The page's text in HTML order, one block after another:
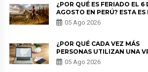
¿POR QUÉ ES FERIADO EL 6
AGOSTO EN PERÚ? ESTA ES
HISTORIA
05 Ago 2026
¿POR QUÉ CADA VEZ MÁS
PERSONAS UTILIZAN UNA
PARA PROTEGER SU
PRIVACIDAD?
05 Ago 2026